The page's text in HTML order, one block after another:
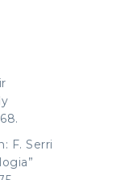
F. Serri